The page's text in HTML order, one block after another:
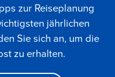
zur Reiseplanung
jährlichen
Sie sich an, um die
zu erhalten.